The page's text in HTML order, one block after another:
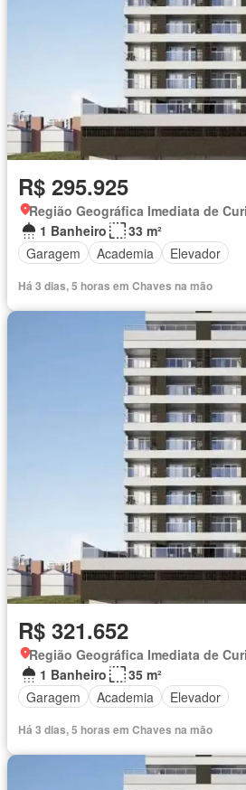
R$ 295.925
1 Banheiro
33 m²
Garagem
Academia Elevador
Há 3 dias, 5 horas em Chaves na mão
R$ 321.652
1 Banheiro
35 m²
Garagem
Academia Elevador
Há 3 dias, 5 horas em Chaves na mão